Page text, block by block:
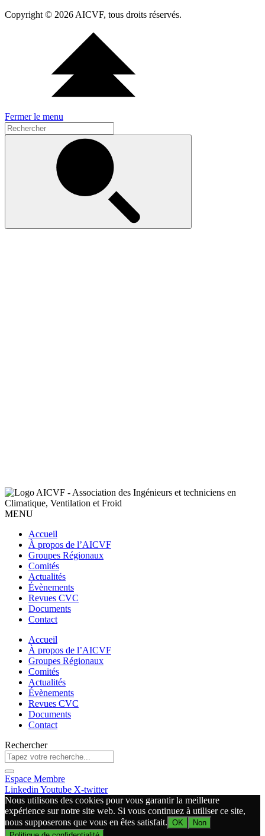
Copyright © 2026 AICVF, tous droits réservés.
Fermer le menu
MENU
Accueil
À propos de l’AICVF
Groupes Régionaux
Comités
Actualités
Évènements
Revues CVC
Documents
Contact
Accueil
À propos de l’AICVF
Groupes Régionaux
Comités
Actualités
Évènements
Revues CVC
Documents
Contact
Rechercher
Espace Membre
Linkedin Youtube X-twitter
Nous utilisons des cookies pour vous garantir la meilleure
expérience sur notre site web. Si vous continuez à utiliser ce site,
nous supposerons que vous en êtes satisfait. OK
Non